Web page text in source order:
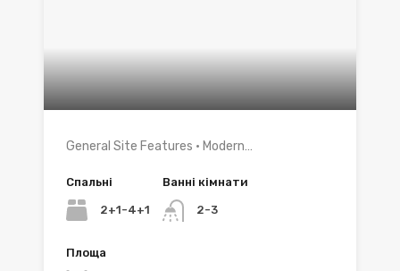
General Site Features • Modern…
Спальні
2+1-4+1
Ванні кімнати
2-3
Площа